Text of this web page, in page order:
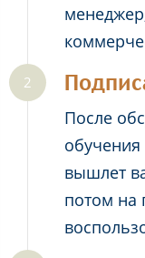
После
обучения
вышлет
потом на